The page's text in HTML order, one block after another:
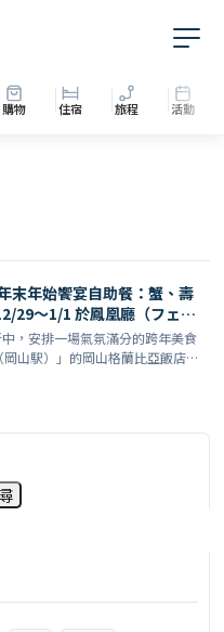
購物 住宿 旅程 活動
末年始饗宴自助餐：蟹、壽
29～1/1 於鳳凰廳（フェニ
，安排一場氣氛滿分的跨年美食
山駅）」的岡山格蘭比亞飯店